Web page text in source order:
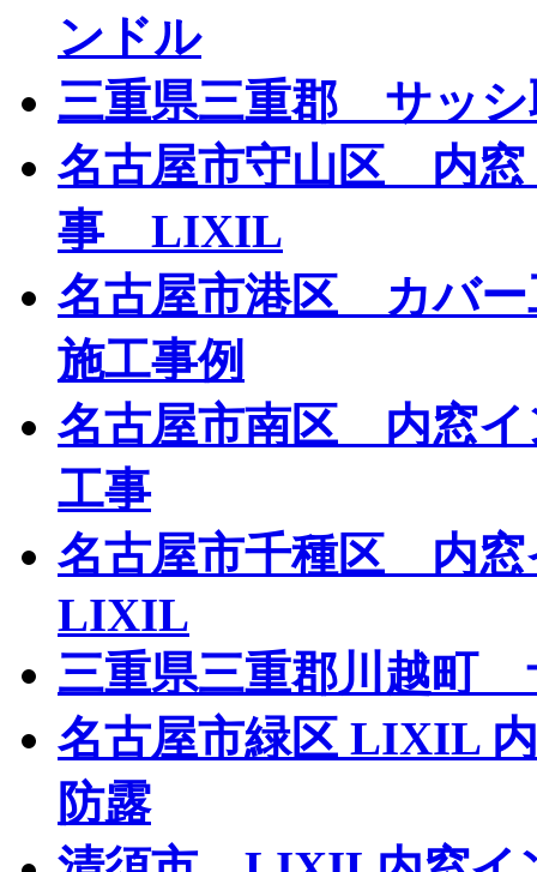
ンドル
三重県三重郡 サッ
名古屋市守山区 内窓
事 LIXIL
名古屋市港区 カバ
施工事例
名古屋市南区 内窓
工事
名古屋市千種区 内
LIXIL
三重県三重郡川越町
名古屋市緑区 LIXIL
防露